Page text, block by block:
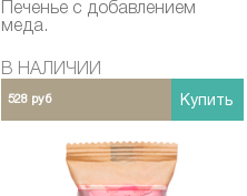
Печенье с добавлением
меда.
В НАЛИЧИИ
528 руб Купить